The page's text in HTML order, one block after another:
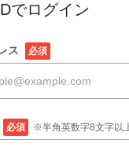
でログイン
ス 必須
必須 ※半角英数字8文字以